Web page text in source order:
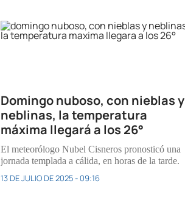
Domingo nuboso, con nieblas y
neblinas, la temperatura
máxima llegará a los 26°
El meteorólogo Nubel Cisneros pronosticó una
jornada templada a cálida, en horas de la tarde.
13 DE JULIO DE 2025 - 09:16